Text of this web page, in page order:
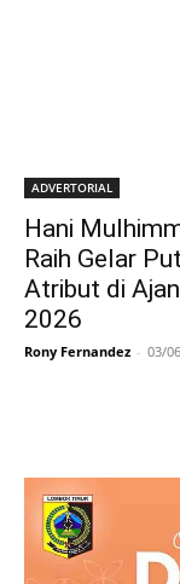
ADVERTORIAL
Hani
Raih Gelar
Atribut di
2026
Rony Fernandez - 03/